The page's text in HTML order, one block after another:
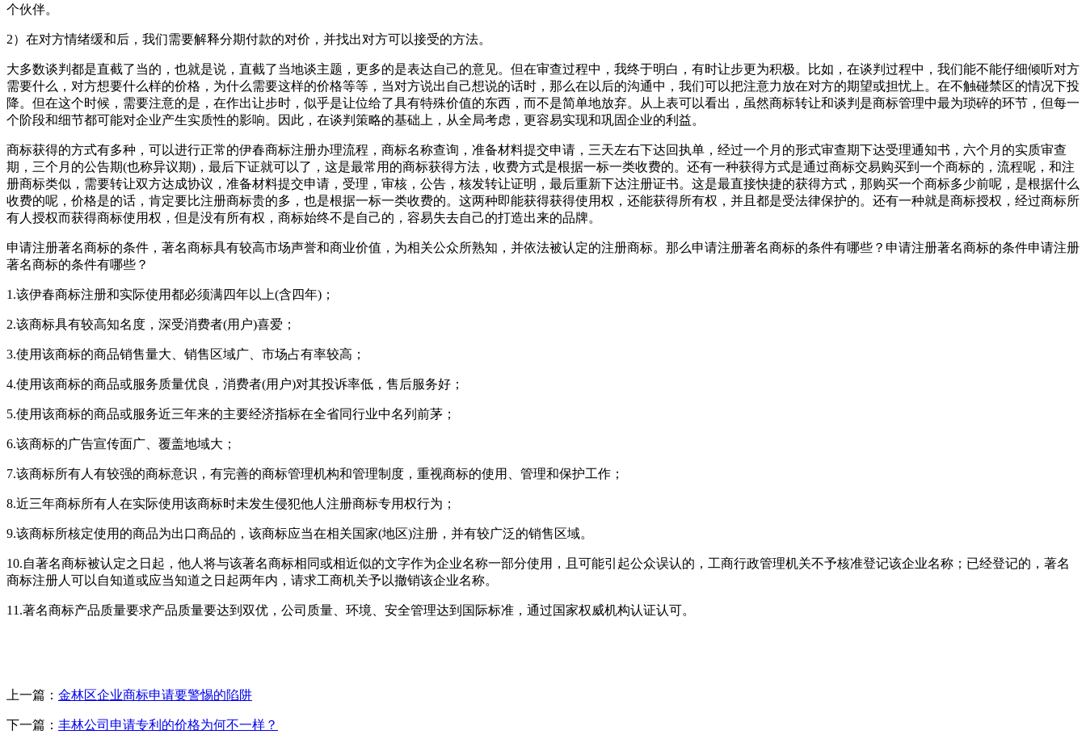
个伙伴。
2）在对方情绪缓和后，我们需要解释分期付款的对价，并找出对方可以接受的方法。
大多数谈判都是直截了当的，也就是说，直截了当地谈主题，更多的是表达自己的意见。但在审查过程中，我终于明白，有时让步更为积极。比如，在谈判过程中，我们能不能仔细倾听对方
需要什么，对方想要什么样的价格，为什么需要这样的价格等等，当对方说出自己想说的话时，那么在以后的沟通中，我们可以把注意力放在对方的期望或担忧上。在不触碰禁区的情况下投
降。但在这个时候，需要注意的是，在作出让步时，似乎是让位给了具有特殊价值的东西，而不是简单地放弃。从上表可以看出，虽然商标转让和谈判是商标管理中最为琐碎的环节，但每一
个阶段和细节都可能对企业产生实质性的影响。因此，在谈判策略的基础上，从全局考虑，更容易实现和巩固企业的利益。
商标获得的方式有多种，可以进行正常的伊春商标注册办理流程，商标名称查询，准备材料提交申请，三天左右下达回执单，经过一个月的形式审查期下达受理通知书，六个月的实质审查
期，三个月的公告期(也称异议期)，最后下证就可以了，这是最常用的商标获得方法，收费方式是根据一标一类收费的。还有一种获得方式是通过商标交易购买到一个商标的，流程呢，和注
册商标类似，需要转让双方达成协议，准备材料提交申请，受理，审核，公告，核发转让证明，最后重新下达注册证书。这是最直接快捷的获得方式，那购买一个商标多少前呢，是根据什么
收费的呢，价格是的话，肯定要比注册商标贵的多，也是根据一标一类收费的。这两种即能获得获得使用权，还能获得所有权，并且都是受法律保护的。还有一种就是商标授权，经过商标所
有人授权而获得商标使用权，但是没有所有权，商标始终不是自己的，容易失去自己的打造出来的品牌。
申请注册著名商标的条件，著名商标具有较高市场声誉和商业价值，为相关公众所熟知，并依法被认定的注册商标。那么申请注册著名商标的条件有哪些？申请注册著名商标的条件申请注册
著名商标的条件有哪些？
1.该伊春商标注册和实际使用都必须满四年以上(含四年)；
2.该商标具有较高知名度，深受消费者(用户)喜爱；
3.使用该商标的商品销售量大、销售区域广、市场占有率较高；
4.使用该商标的商品或服务质量优良，消费者(用户)对其投诉率低，售后服务好；
5.使用该商标的商品或服务近三年来的主要经济指标在全省同行业中名列前茅；
6.该商标的广告宣传面广、覆盖地域大；
7.该商标所有人有较强的商标意识，有完善的商标管理机构和管理制度，重视商标的使用、管理和保护工作；
8.近三年商标所有人在实际使用该商标时未发生侵犯他人注册商标专用权行为；
9.该商标所核定使用的商品为出口商品的，该商标应当在相关国家(地区)注册，并有较广泛的销售区域。
10.自著名商标被认定之日起，他人将与该著名商标相同或相近似的文字作为企业名称一部分使用，且可能引起公众误认的，工商行政管理机关不予核准登记该企业名称；已经登记的，著名
商标注册人可以自知道或应当知道之日起两年内，请求工商机关予以撤销该企业名称。
11.著名商标产品质量要求产品质量要达到双优，公司质量、环境、安全管理达到国际标准，通过国家权威机构认证认可。
上一篇： 金林区企业商标申请要警惕的陷阱
下一篇： 丰林公司申请专利的价格为何不一样？